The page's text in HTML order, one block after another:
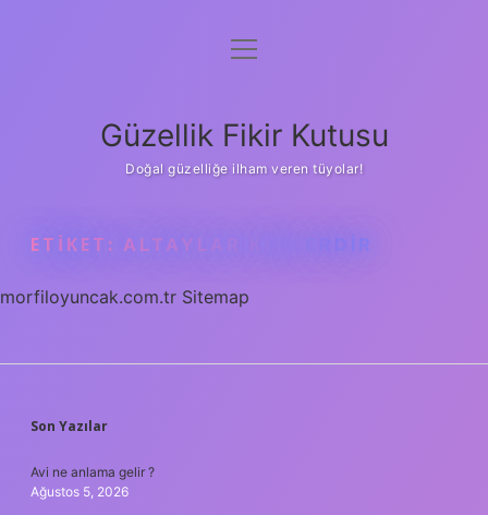
Anasayfa
Yasal Uyarı
menüyü
Güzellik Fikir Kutusu
Doğal güzelliğe ilham veren tüyolar!
ETIKET: ALTAYLAR KIMLERDIR
morfiloyuncak.com.tr Sitemap
SIDEBAR
Son Yazılar
Avi ne anlama gelir ?
Ağustos 5, 2026